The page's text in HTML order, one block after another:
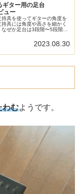
ギター用の足台
ュー
具を使ってギターの角度を
具には角度や高さを細かく
ぜか足台は3段階〜5段階程
打...
2023.08.30
わむようです。